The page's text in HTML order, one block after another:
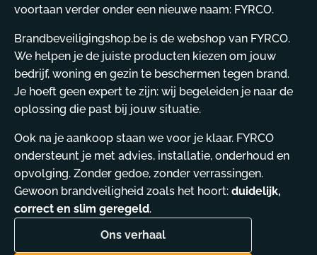
voortaan verder onder een nieuwe naam: FYRCO.
Brandbeveiligingshop.be is de webshop van FYRCO.
We helpen je de juiste producten kiezen om jouw
bedrijf, woning en gezin te beschermen tegen brand.
Je hoeft geen expert te zijn: wij begeleiden je naar de
oplossing die past bij jouw situatie.
Ook na je aankoop staan we voor je klaar. FYRCO
ondersteunt je met advies, installatie, onderhoud en
opvolging. Zonder gedoe, zonder verrassingen.
Gewoon brandveiligheid zoals het hoort: duidelijk,
correct en slim geregeld.
Ons verhaal